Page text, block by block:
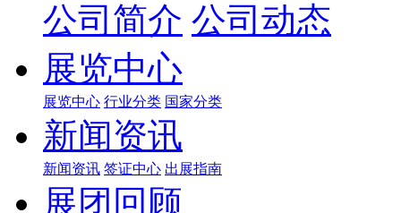
公司简介 公司动态
展览中心
展览中心 行业分类 国家分类
新闻资讯
新闻资讯 签证中心 出展指南
展团回顾